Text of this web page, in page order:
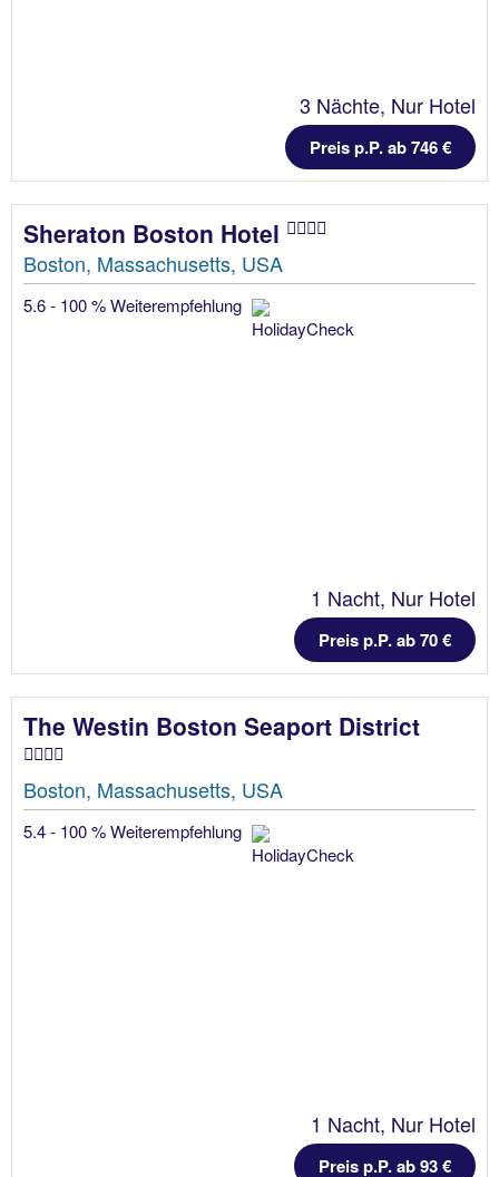
3 Nächte, Nur Hotel
Preis p.P. ab 746 €
Sheraton Boston Hotel
Boston, Massachusetts, USA
5.6 - 100 % Weiterempfehlung
1 Nacht, Nur Hotel
Preis p.P. ab 70 €
The Westin Boston Seaport District
Boston, Massachusetts, USA
5.4 - 100 % Weiterempfehlung
1 Nacht, Nur Hotel
Preis p.P. ab 93 €